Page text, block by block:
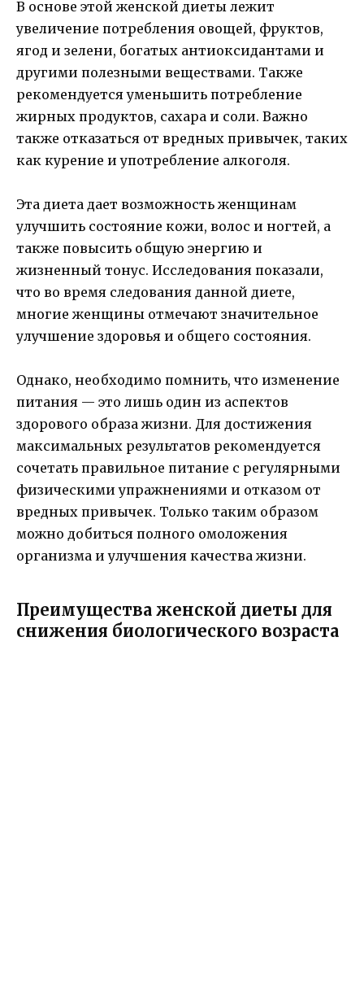
В основе этой женской диеты лежит
увеличение потребления овощей, фруктов,
ягод и зелени, богатых антиоксидантами и
другими полезными веществами. Также
рекомендуется уменьшить потребление
жирных продуктов, сахара и соли. Важно
также отказаться от вредных привычек, таких
как курение и употребление алкоголя.
Эта диета дает возможность женщинам
улучшить состояние кожи, волос и ногтей, а
также повысить общую энергию и
жизненный тонус. Исследования показали,
что во время следования данной диете,
многие женщины отмечают значительное
улучшение здоровья и общего состояния.
Однако, необходимо помнить, что изменение
питания — это лишь один из аспектов
здорового образа жизни. Для достижения
максимальных результатов рекомендуется
сочетать правильное питание с регулярными
физическими упражнениями и отказом от
вредных привычек. Только таким образом
можно добиться полного омоложения
организма и улучшения качества жизни.
Преимущества женской диеты для
снижения биологического возраста